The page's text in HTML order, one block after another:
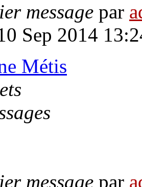
message par
Sep 2014
Métis
message par